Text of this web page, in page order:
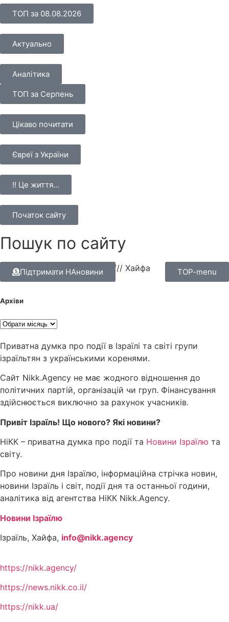
ТОП за 08.08.2026
Актуально
Аналітика
ТОП за Серпень
Цікаво почитати
Євреї з України
!! Це життя…
Початок сайту
Пошук по сайту
НАновини – новини Ізраїлю /// Хайфа
Архіви
Приватна думка про події в Ізраїлі та світі групи
ізраїльтян з українськими коренями.
Сайт Nikk.Agency не має жодного відношення до
політичних партій, організацій чи груп. Фінансування
здійснюється виключно за рахунок учасників.
Привіт Ізраїль! Що нового? Які новини?
НіКК – приватна думка про події та Новини Ізраїлю та
світу.
Про новини дня Ізраїлю, інформаційна стрічка новин,
новини Ізраїль і світ, події дня та останньої години,
аналітика від агентства НіКК Nikk.Agency.
Новини Ізраїлю
Ізраїль, Хайфа, info@nikk.agency
https://nikk.agency/
https://news.nikk.co.il/
https://nikk.ua/
TOP-menu
Підтримати НАновини